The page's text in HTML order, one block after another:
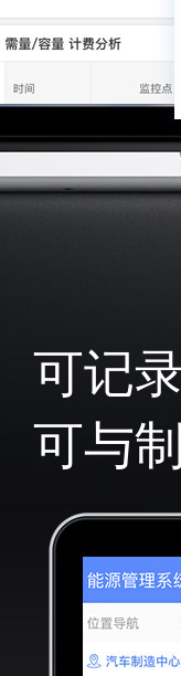
可记
可与